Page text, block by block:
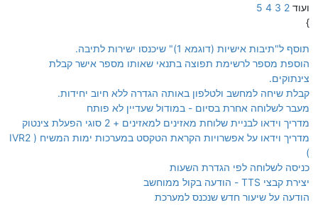
ועוד 2
3
4
5
}
תוסף ל"תיבות אישיות (דוגמא 1)" שיכנסו ישירות לתיבה.
הוספת מספר לרשימת תפוצה בתנאי שאותו מספר אישר קבלת
צינתוקים.
קבלת שיחה למחשב ולטלפון באותה הגדרה ללא חיוב יחידות.
מעבר לשלוחה אחרת בסיום - במודול שעדיין לא פותח
מדריך וידאו לבניית שלוחת מאזינים למאזינים + 2 סוגי הפעלת צינטוק
מדריך וידאו על אפשרויות הקראת הטקסט במערכות ימות המשיח ( IVR2
)
כניסה לשלוחה לפי הגדרת השעות
יצירת קבצי TTS - הודעה בקול ממוחשב
הודעה על שיעור חדש שנכנס למערכת